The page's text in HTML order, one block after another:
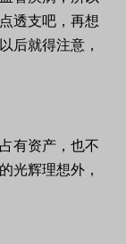
透支吧，再想
后就得注意，
有资产，也不
光辉理想外，